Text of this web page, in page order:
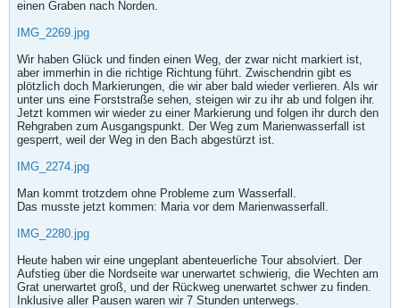
einen Graben nach Norden.
IMG_2269.jpg
Wir haben Glück und finden einen Weg, der zwar nicht markiert ist,
aber immerhin in die richtige Richtung führt. Zwischendrin gibt es
plötzlich doch Markierungen, die wir aber bald wieder verlieren. Als wir
unter uns eine Forststraße sehen, steigen wir zu ihr ab und folgen ihr.
Jetzt kommen wir wieder zu einer Markierung und folgen ihr durch den
Rehgraben zum Ausgangspunkt. Der Weg zum Marienwasserfall ist
gesperrt, weil der Weg in den Bach abgestürzt ist.
IMG_2274.jpg
Man kommt trotzdem ohne Probleme zum Wasserfall.
Das musste jetzt kommen: Maria vor dem Marienwasserfall.
IMG_2280.jpg
Heute haben wir eine ungeplant abenteuerliche Tour absolviert. Der
Aufstieg über die Nordseite war unerwartet schwierig, die Wechten am
Grat unerwartet groß, und der Rückweg unerwartet schwer zu finden.
Inklusive aller Pausen waren wir 7 Stunden unterwegs.